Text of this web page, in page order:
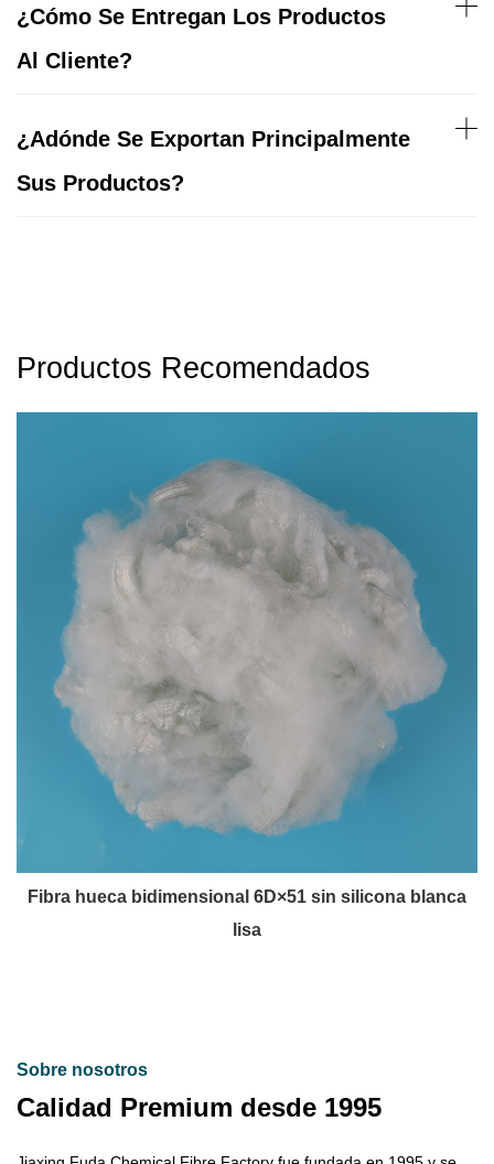
¿Cómo Se Entregan Los Productos
Al Cliente?
¿Adónde Se Exportan Principalmente
Sus Productos?
Productos Recomendados
Fibra hueca bidimensional 6D×51 sin silicona blanca
lisa
Sobre nosotros
Calidad Premium desde 1995